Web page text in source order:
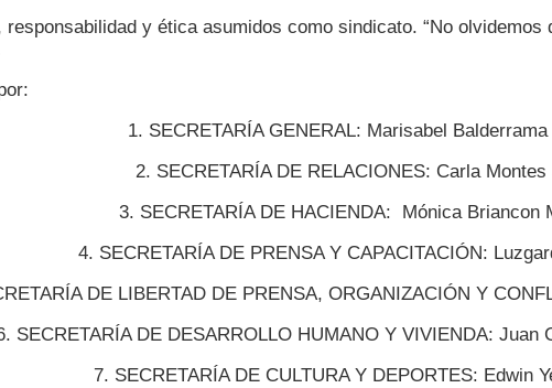
y ética asumidos como sindicato. “No
1. SECRETARÍA GENERAL: Marisabel
2. SECRETARÍA DE RELACIONES: Carla Montes
3. SECRETARÍA DE HACIENDA: Mónica Briancon
4. SECRETARÍA DE PRENSA Y CAPACITACIÓN:
DE LIBERTAD DE PRENSA, ORGANIZACIÓN Y
SECRETARÍA DE DESARROLLO HUMANO Y VIVIENDA: Juan
7. SECRETARÍA DE CULTURA Y DEPORTES: Edwin